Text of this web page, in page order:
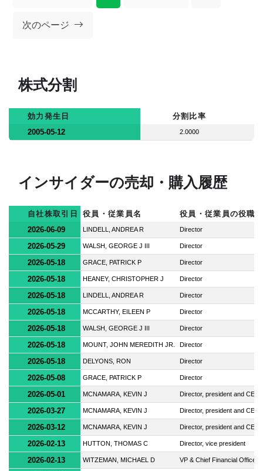
次のページ
株式分割
効力発生日
分割比率
2005-05-12
2.0000
インサイダーの売却・購入履歴
自社株取引日 役員・従業員名
役員・従業員の役職
2026-06-09
LINDELL, ANDREA R Director
2026-05-29 WALSH, GEORGE J III Director
2026-05-18 GRACE, PATRICK P Director
2026-05-18 HEANEY, CHRISTOPHER J Director
2026-05-18 LINDELL, ANDREA R Director
2026-05-18 MCCARTHY, EILEEN P Director
2026-05-18 WALSH, GEORGE J III Director
2026-05-18 MOUNT, JOHN MEREDITH JR. Director
2026-05-18 DELYONS, RON Director
2026-05-08 GRACE, PATRICK P Director
2026-05-01 MCNAMARA, KEVIN J Director, president and CEO
2026-03-27 MCNAMARA, KEVIN J Director, president and CEO
2026-03-12 MCNAMARA, KEVIN J Director, president and CEO
2026-02-13 HUTTON, THOMAS C Director, vice president
2026-02-13 WITZEMAN, MICHAEL D VP & Chief Financial Officer